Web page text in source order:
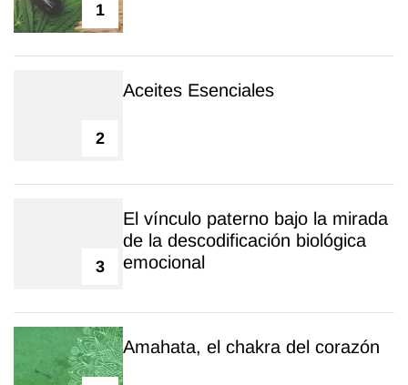
1
2
Aceites Esenciales
3
El vínculo paterno bajo la mirada
de la descodificación biológica
emocional
Amahata, el chakra del corazón